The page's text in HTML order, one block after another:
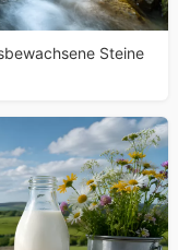
Steine